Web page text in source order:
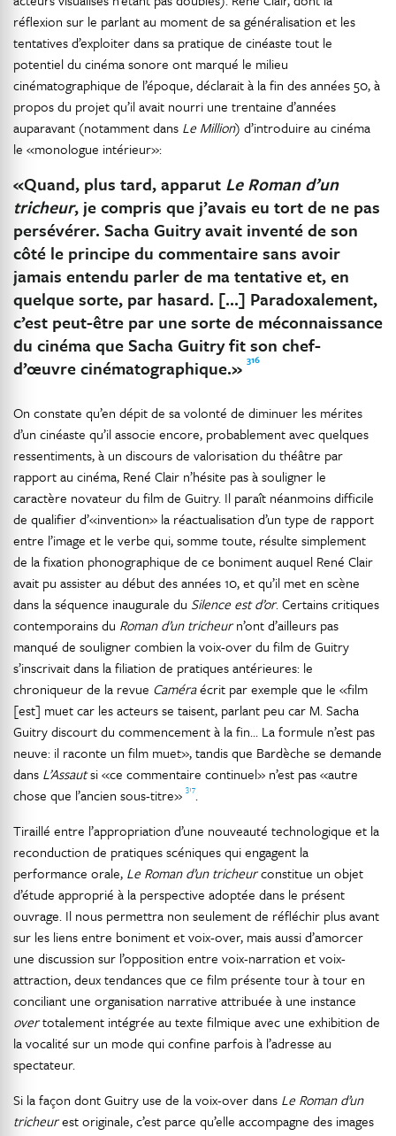
réflexion sur le parlant au moment de sa généralisation et les
tentatives d’exploiter dans sa pratique de cinéaste tout le
potentiel du cinéma sonore ont marqué le milieu
cinématographique de l’époque, déclarait à la fin des années 50, à
propos du projet qu’il avait nourri une trentaine d’années
auparavant (notamment dans Le Million) d’introduire au cinéma
le «monologue intérieur»:
«Quand, plus tard, apparut Le Roman d’un
tricheur, je compris que j’avais eu tort de ne pas
persévérer. Sacha Guitry avait inventé de son
côté le principe du commentaire sans avoir
jamais entendu parler de ma tentative et, en
quelque sorte, par hasard. […] Paradoxalement,
c’est peut-être par une sorte de méconnaissance
du cinéma que Sacha Guitry fit son chef-
d’œuvre cinématographique.» 316
On constate qu’en dépit de sa volonté de diminuer les mérites
d’un cinéaste qu’il associe encore, probablement avec quelques
ressentiments, à un discours de valorisation du théâtre par
rapport au cinéma, René Clair n’hésite pas à souligner le
caractère novateur du film de Guitry. Il paraît néanmoins difficile
de qualifier d’«invention» la réactualisation d’un type de rapport
entre l’image et le verbe qui, somme toute, résulte simplement
de la fixation phonographique de ce boniment auquel René Clair
avait pu assister au début des années 10, et qu’il met en scène
dans la séquence inaugurale du Silence est d’or. Certains critiques
contemporains du Roman d’un tricheurn’ont d’ailleurs pas
manqué de souligner combien la voix-over du film de Guitry
s’inscrivait dans la filiation de pratiques antérieures: le
chroniqueur de la revue Caméraécrit par exemple que le «film
[est] muet car les acteurs se taisent, parlant peu car M. Sacha
Guitry discourt du commencement à la fin… La formule n’est pas
neuve: il raconte un film muet», tandis que Bardèche se demande
dans L’Assautsi «ce commentaire continuel» n’est pas «autre
chose que l’ancien sous-titre» 317.
Tiraillé entre l’appropriation d’une nouveauté technologique et la
reconduction de pratiques scéniques qui engagent la
performance orale, Le Roman d’un tricheurconstitue un objet
d’étude approprié à la perspective adoptée dans le présent
ouvrage. Il nous permettra non seulement de réfléchir plus avant
sur les liens entre boniment et voix-over, mais aussi d’amorcer
une discussion sur l’opposition entre voix-narration et voix-
attraction, deux tendances que ce film présente tour à tour en
conciliant une organisation narrative attribuée à une instance
overtotalement intégrée au texte filmique avec une exhibition de
la vocalité sur un mode qui confine parfois à l’adresse au
spectateur.
Si la façon dont Guitry use de la voix-over dans Le Roman d’un
tricheurest originale, c’est parce qu’elle accompagne des images